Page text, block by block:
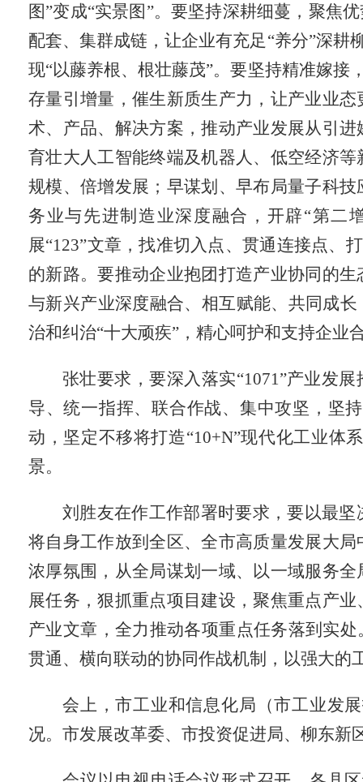
图”变成“实景图”。要坚持深耕细蔓，聚焦
配套、集群成链，让企业有充足“养分”深耕
现“以藤养根、根壮藤茂”。要坚持精准嫁接
存量引增量，催生新质生产力，让产业业
术、产品、解决方案，推动产业发展从引
育壮大人工智能终端及机器人、低空经济
规模、倍增发展；早谋划、早布局量子科
务业与先进制造业深度融合，开辟“第二
展“123”文章，找准切入点、贯通连接点、
的新路。要推动企业抱团打造产业协同的
与新兴产业深度融合、相互赋能、共同成
治和纠治“十大顽疾”，精心呵护和支持企
张壮要求，要深入落实“1071”产业发展
导、统一指挥、联合作战、集中攻坚，坚
动，坚定不移将打造“10+N”现代化工业体
景。
刘胜友在作工作部署时要求，要以最
将自身工作放到全区、全市高质量发展大
浓厚氛围，从全局谋划一域、以一域服务
展任务，狠抓重点项目建设，聚焦重点产
产业文章，全力推动各项重点任务落到实
贯通、横向联动的协同作战机制，以强大的
会上，市工业和信息化局（市工业发
况。市发展改革委、市投资促进局、柳东